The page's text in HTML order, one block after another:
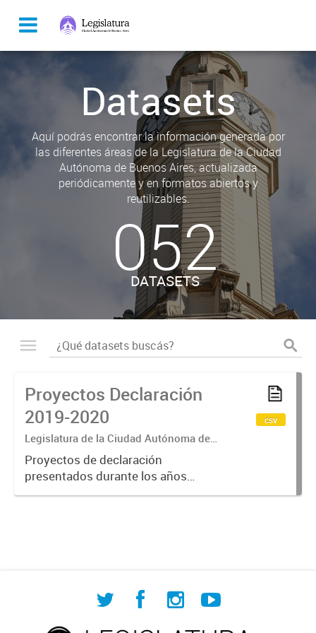
Datasets
Aquí podrás encontrar la información generada por
las diferentes áreas de la Legislatura de la Ciudad
Autónoma de Buenos Aires, actualizada
periódicamente y en formatos abiertos y
reutilizables.
052
DATASETS
Proyectos Declaración
2019-2020
Legislatura de la Ciudad Autónoma de
Buenos Aires
Proyectos de declaración
presentados durante los años
parlamentarios 2019 y 2020
csv